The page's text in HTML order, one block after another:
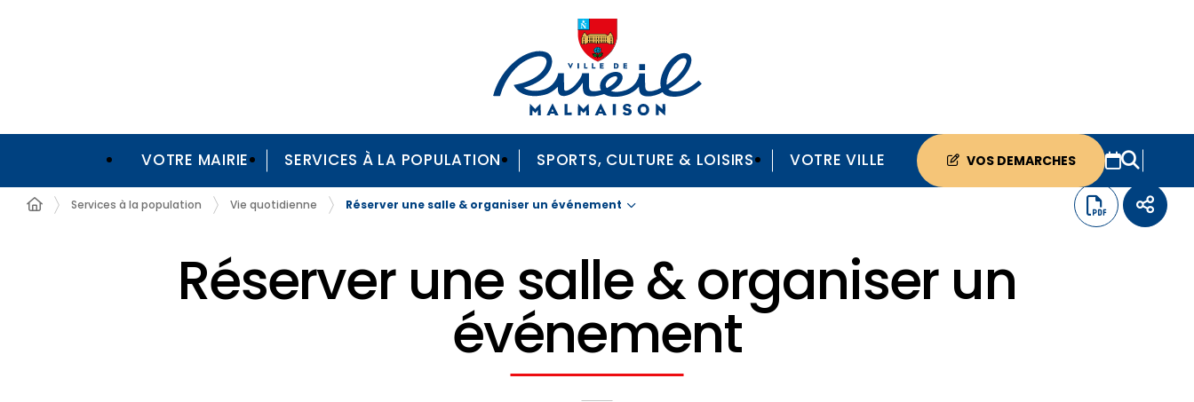
VOTRE MAIRIE SERVICES À LA POPULATION SPORTS, CULTURE & LOISIRS VOTRE VILLE VOS DEMARCHES
Services à la population Vie quotidienne Réserver une salle & organiser un événement
Réserver une salle & organiser un
événement